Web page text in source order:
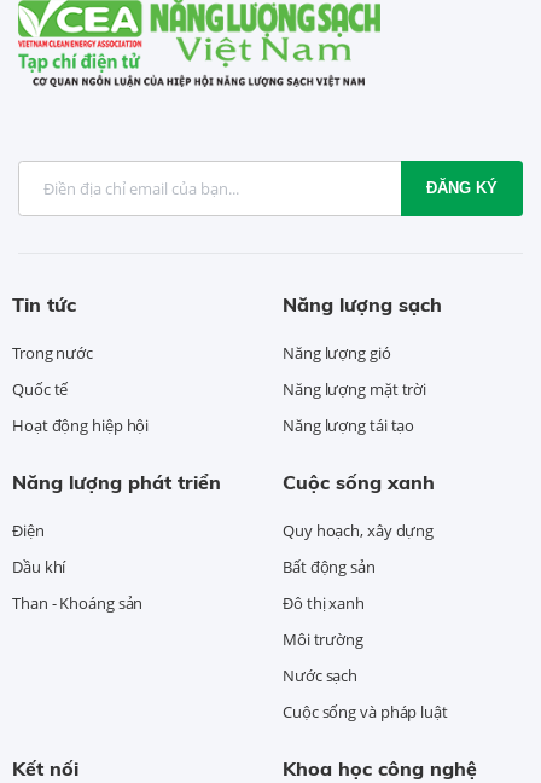
ĐĂNG KÝ
Tin tức
Trong nước
Quốc tế
Hoạt động hiệp hội
Năng lượng sạch
Năng lượng gió
Năng lượng mặt trời
Năng lượng tái tạo
Năng lượng phát triển
Điện
Dầu khí
Than - Khoáng sản
Cuộc sống xanh
Quy hoạch, xây dựng
Bất động sản
Đô thị xanh
Môi trường
Nước sạch
Cuộc sống và pháp luật
Kết nối Khoa học công nghệ